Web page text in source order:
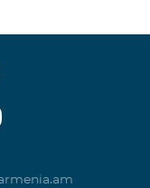
каналов.
тарифный план
драм.
плана «Смарт